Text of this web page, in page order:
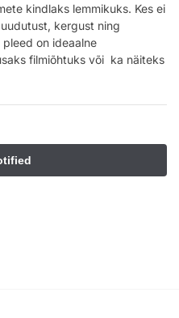
kindlaks lemmikuks. Kes ei
kergust ning
on ideaalne
filmiõhtuks või ka näiteks